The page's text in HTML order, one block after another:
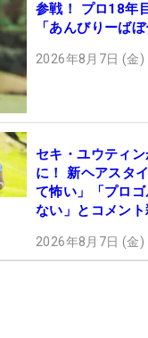
参戦！ プロ18年
「あんびりーばぼ
2026年8月7日 (金)
セキ・ユウティ
に！ 新ヘアスタ
て怖い」「プロ
ない」とコメント
2026年8月7日 (金)